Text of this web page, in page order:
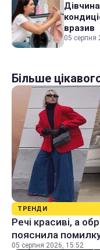
вразив
05 серпня
Більше
ТРЕНДИ
Речі красиві, а
пояснила
05 серпня 2026, 15:52